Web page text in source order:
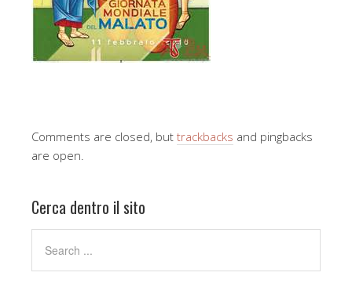
Comments are closed, but trackbacks and pingbacks
are open.
Cerca dentro il sito